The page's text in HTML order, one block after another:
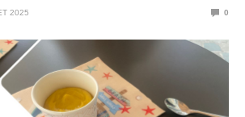
2025 0